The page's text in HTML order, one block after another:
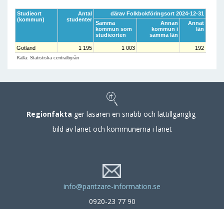
Studieort
(kommun)
Antal
studenter
därav Folkbokföringsort 2024-12-31
Samma
kommun som
studieorten
Annan
kommun i
samma län
Annat
län
Gotland 1 195 1 003 192
Källa: Statistiska centralbyrån
Regionfakta ger läsaren en snabb och lättillgänglig
bild av länet och kommunerna i länet
info@pantzare-information.se
0920-23 77 90